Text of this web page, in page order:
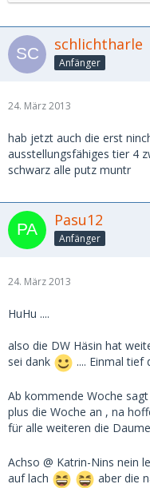
schlichtharle
Anfänger
24. März 2013
hab jetzt auch die erst
ausstellungsfähiges tier 4
schwarz alle putz muntr
Pasu12
Anfänger
24. März 2013
HuHu ....
also die DW Häsin hat
sei dank
.... Einmal tief
Ab kommende Woche
plus die Woche an , na
für alle weiteren die
Achso @ Katrin-Nins nein
auf lach
aber die